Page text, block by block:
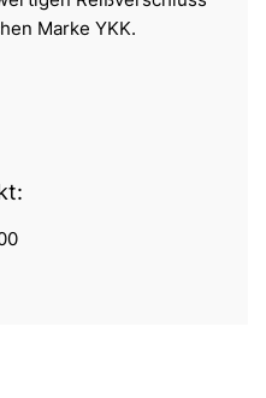
Marke YKK.